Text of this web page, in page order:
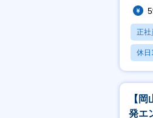
正社
休日
賞与
【
発エ